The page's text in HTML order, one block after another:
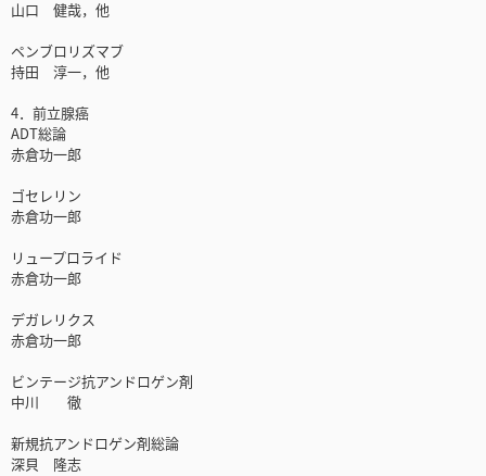
山口 健哉，他
ペンブロリズマブ
持田 淳一，他
4．前立腺癌
ADT総論
赤倉功一郎
ゴセレリン
赤倉功一郎
リュープロライド
赤倉功一郎
デガレリクス
赤倉功一郎
ビンテージ抗アンドロゲン剤
中川 徹
新規抗アンドロゲン剤総論
深貝 隆志